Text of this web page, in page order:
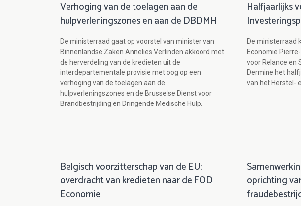
Verhoging van de toelagen aan de
hulpverleningszones en aan de DBDMH
De ministerraad gaat op voorstel van minister van
Binnenlandse Zaken Annelies Verlinden akkoord met
de herverdeling van de kredieten uit de
interdepartementale provisie met oog op een
verhoging van de toelagen aan de
hulpverleningszones en de Brusselse Dienst voor
Brandbestrijding en Dringende Medische Hulp.
Halfjaarlijks
De ministerraad
Economie
voor Relance en
Dermine het
van het Herstel-
Belgisch voorzitterschap van de EU:
overdracht van kredieten naar de FOD
Economie
oprichting